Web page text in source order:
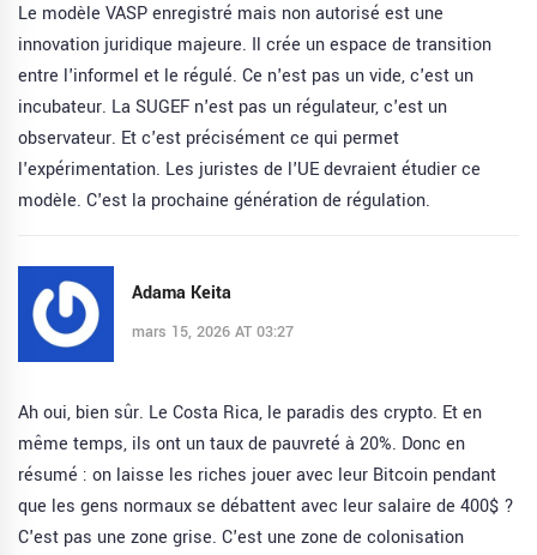
Le modèle VASP enregistré mais non autorisé est une
innovation juridique majeure. Il crée un espace de transition
entre l'informel et le régulé. Ce n'est pas un vide, c'est un
incubateur. La SUGEF n'est pas un régulateur, c'est un
observateur. Et c'est précisément ce qui permet
l'expérimentation. Les juristes de l'UE devraient étudier ce
modèle. C'est la prochaine génération de régulation.
Adama Keita
mars 15, 2026 AT 03:27
Ah oui, bien sûr. Le Costa Rica, le paradis des crypto. Et en
même temps, ils ont un taux de pauvreté à 20%. Donc en
résumé : on laisse les riches jouer avec leur Bitcoin pendant
que les gens normaux se débattent avec leur salaire de 400$ ?
C'est pas une zone grise. C'est une zone de colonisation